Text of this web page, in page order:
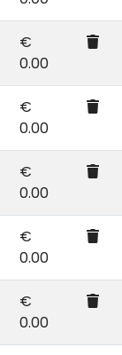
€
0.00
€
0.00
€
0.00
€
0.00
€
0.00